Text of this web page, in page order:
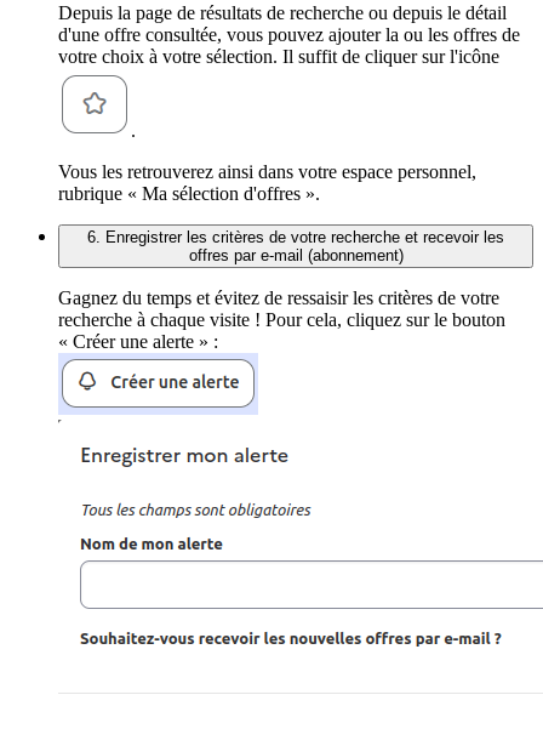
Depuis la page de résultats de recherche ou depuis le détail
d'une offre consultée, vous pouvez ajouter la ou les offres de
votre choix à votre sélection. Il suffit de cliquer sur l'icône
.
Vous les retrouverez ainsi dans votre espace personnel,
rubrique « Ma sélection d'offres ».
6. Enregistrer les critères de votre recherche et recevoir les
offres par e-mail (abonnement)
Gagnez du temps et évitez de ressaisir les critères de votre
recherche à chaque visite ! Pour cela, cliquez sur le bouton
« Créer une alerte » :